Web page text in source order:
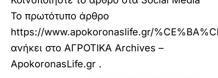
Το πρωτότυπο άρθρο
https://www.apokoronaslife.gr/
ανήκει στοΑΓΡΟΤΙΚΑ Archives –
ApokoronasLife.gr .